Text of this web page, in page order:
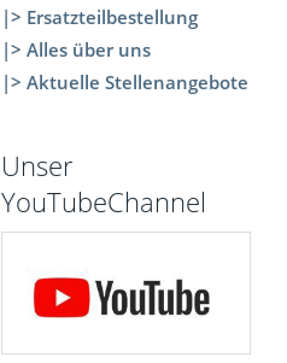
|> Ersatzteilbestellung
|> Alles über uns
|> Aktuelle Stellenangebote
Unser
YouTubeChannel